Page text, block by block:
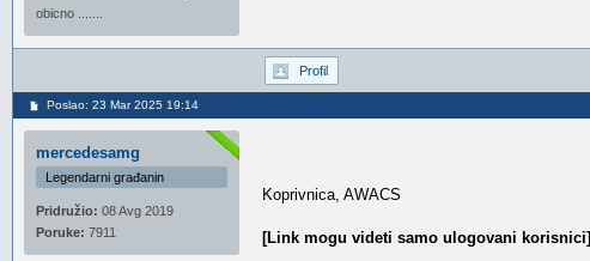
obicno .......
Profil
Poslao: 23 Mar 2025 19:14
mercedesamg
Legendarni građanin
Pridružio: 08 Avg 2019
Poruke: 7911
Koprivnica, AWACS
[Link mogu videti samo ulogovani korisnici]